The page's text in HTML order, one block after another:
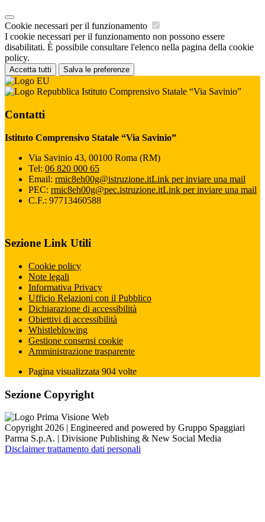
Cookie necessari per il funzionamento
I cookie necessari per il funzionamento non possono essere
disabilitati. È possibile consultare l'elenco nella pagina della cookie
policy.
Accetta tutti Salva le preferenze
Istituto Comprensivo Statale “Via Savinio”
Contatti
Istituto Comprensivo Statale “Via Savinio”
Via Savinio 43, 00100 Roma (RM)
Tel: 06 820 000 65
Email: rmic8eh00g@istruzione.itLink per inviare una mail
PEC: rmic8eh00g@pec.istruzione.itLink per inviare una mail
C.F.: 97713460588
Sezione Link Utili
Cookie policy
Note legali
Informativa Privacy
Ufficio Relazioni con il Pubblico
Dichiarazione di accessibilità
Obiettivi di accessibilità
Whistleblowing
Gestione consensi cookie
Amministrazione trasparente
Pagina visualizzata 904 volte
Sezione Copyright
Copyright 2026 | Engineered and powered by Gruppo Spaggiari
Parma S.p.A. | Divisione Publishing & New Social Media
Disclaimer trattamento dati personali